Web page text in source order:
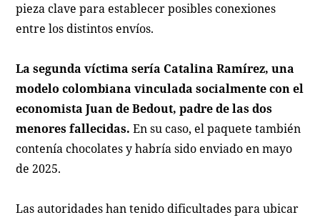
pieza clave para establecer posibles conexiones
entre los distintos envíos.
La segunda víctima sería Catalina Ramírez, una
modelo colombiana vinculada socialmente con el
economista Juan de Bedout, padre de las dos
menores fallecidas. En su caso, el paquete también
contenía chocolates y habría sido enviado en mayo
de 2025.
Las autoridades han tenido dificultades para ubicar